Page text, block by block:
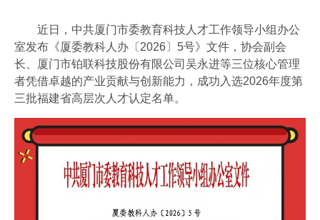
工业视频
会员风采
协会月刊
爱游戏体育-爱游戏| 爱游戏官方网站
加入我们
近日，中共厦门市委教育科技人才工作领导小组办公
室发布《厦委教科人办〔2026〕5号》文件，协会副会
长、厦门市铂联科技股份有限公司吴永进等三位核心管理
者凭借卓越的产业贡献与创新能力，成功入选2026年度第
三批福建省高层次人才认定名单。